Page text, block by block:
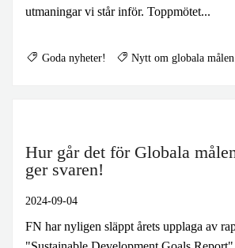
utmaningar vi står inför. Toppmötet...
Goda nyheter! Nytt om globala målen
Hur går det för Globala
ger svaren!
2024-09-04
FN har nyligen släppt årets upplaga av